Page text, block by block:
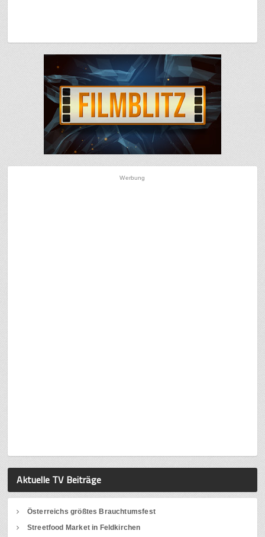
Werbung
Aktuelle TV Beiträge
Österreichs größtes Brauchtumsfest
Streetfood Market in Feldkirchen